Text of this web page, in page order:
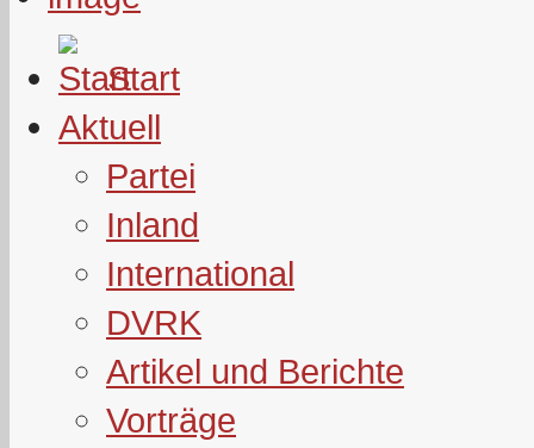
Start
Aktuell
Partei
Inland
International
DVRK
Artikel und Berichte
Vorträge